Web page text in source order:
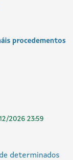
procedementos
2026 23:59
determinados